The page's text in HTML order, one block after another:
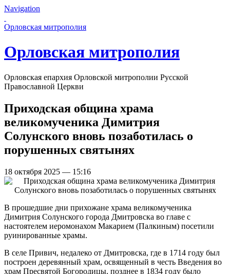
Navigation
Орловская митрополия
Орловская митрополия
Орловская епархия Орловской митрополии Русской
Православной Церкви
Приходская община храма
великомученика Димитрия
Солунского вновь позаботилась о
порушенных святынях
18 октября 2025 — 15:16
В прошедшие дни прихожане храма великомученика
Димитрия Солунского города Дмитровска во главе с
настоятелем иеромонахом Макарием (Палкиным) посетили
руинированные храмы.
В селе Привич, недалеко от Дмитровска, где в 1714 году был
построен деревянный храм, освященный в честь Введения во
храм Пресвятой Богородицы, позднее в 1834 году было